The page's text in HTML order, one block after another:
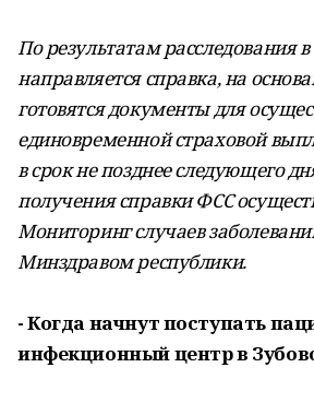
По результатам расследования
направляется справка, на
готовятся документы для
единовременной страховой
в срок не позднее следующего
получения справки ФСС
Мониторинг случаев
Минздравом республики.
- Когда начнут поступать
инфекционный центр в